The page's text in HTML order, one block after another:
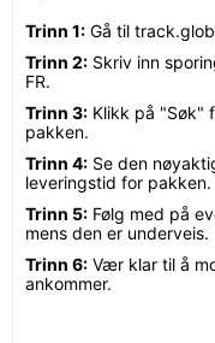
Trinn 1: Gå til
Trinn 2: Skriv inn
FR.
Trinn 3: Klikk på "Søk"
pakken.
Trinn 4: Se den
leveringstid for pakken.
Trinn 5: Følg med på
mens den er underveis.
Trinn 6: Vær klar til å
ankommer.